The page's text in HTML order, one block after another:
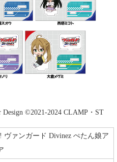
©2021-2024 CLAMP・ST
ヴァンガード Divinez ぺたん娘ア